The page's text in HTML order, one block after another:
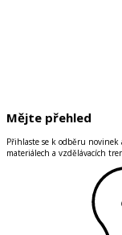
Mějte přehled
Přihlaste se k odběru novinek
materiálech a vzdělávacích